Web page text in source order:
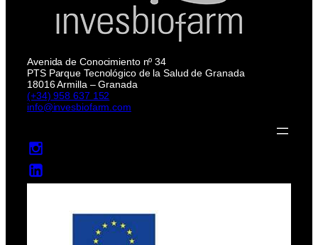
Avenida de Conocimiento nº 34
PTS Parque Tecnológico de la Salud de Granada
18016 Armilla – Granada
(+34) 958 637 152
info@invesbiofarm.com